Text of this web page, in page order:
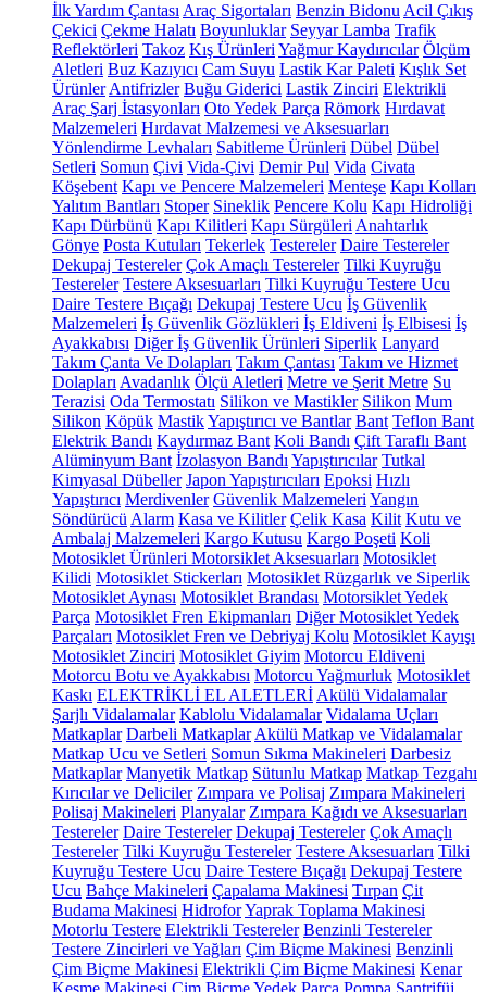
İlk Yardım Çantası Araç Sigortaları Benzin Bidonu Acil Çıkış
Çekici Çekme Halatı Boyunluklar Seyyar Lamba Trafik
Reflektörleri Takoz Kış Ürünleri Yağmur Kaydırıcılar Ölçüm
Aletleri Buz Kazıyıcı Cam Suyu Lastik Kar Paleti Kışlık Set
Ürünler Antifrizler Buğu Giderici Lastik Zinciri Elektrikli
Araç Şarj İstasyonları Oto Yedek Parça Römork Hırdavat
Malzemeleri Hırdavat Malzemesi ve Aksesuarları
Yönlendirme Levhaları Sabitleme Ürünleri Dübel Dübel
Setleri Somun Çivi Vida-Çivi Demir Pul Vida Civata
Köşebent Kapı ve Pencere Malzemeleri Menteşe Kapı Kolları
Yalıtım Bantları Stoper Sineklik Pencere Kolu Kapı Hidroliği
Kapı Dürbünü Kapı Kilitleri Kapı Sürgüleri Anahtarlık
Gönye Posta Kutuları Tekerlek Testereler Daire Testereler
Dekupaj Testereler Çok Amaçlı Testereler Tilki Kuyruğu
Testereler Testere Aksesuarları Tilki Kuyruğu Testere Ucu
Daire Testere Bıçağı Dekupaj Testere Ucu İş Güvenlik
Malzemeleri İş Güvenlik Gözlükleri İş Eldiveni İş Elbisesi İş
Ayakkabısı Diğer İş Güvenlik Ürünleri Siperlik Lanyard
Takım Çanta Ve Dolapları Takım Çantası Takım ve Hizmet
Dolapları Avadanlık Ölçü Aletleri Metre ve Şerit Metre Su
Terazisi Oda Termostatı Silikon ve Mastikler Silikon Mum
Silikon Köpük MastikYapıştırıcı ve Bantlar Bant Teflon Bant
Elektrik Bandı Kaydırmaz Bant Koli Bandı Çift Taraflı Bant
Alüminyum Bant İzolasyon Bandı Yapıştırıcılar Tutkal
Kimyasal Dübeller Japon Yapıştırıcıları Epoksi Hızlı
Yapıştırıcı Merdivenler Güvenlik Malzemeleri Yangın
Söndürücü Alarm Kasa ve Kilitler Çelik Kasa Kilit Kutu ve
Ambalaj Malzemeleri Kargo Kutusu Kargo Poşeti Koli
Motosiklet Ürünleri Motorsiklet Aksesuarları Motosiklet
Kilidi Motosiklet Stickerları Motosiklet Rüzgarlık ve Siperlik
Motosiklet Aynası Motosiklet Brandası Motorsiklet Yedek
Parça Motosiklet Fren Ekipmanları Diğer Motosiklet Yedek
Parçaları Motosiklet Fren ve Debriyaj Kolu Motosiklet Kayışı
Motosiklet Zinciri Motosiklet Giyim Motorcu Eldiveni
Motorcu Botu ve Ayakkabısı Motorcu Yağmurluk Motosiklet
Kaskı ELEKTRİKLİ EL ALETLERİ Akülü Vidalamalar
Şarjlı Vidalamalar Kablolu Vidalamalar Vidalama Uçları
Matkaplar Darbeli Matkaplar Akülü Matkap ve Vidalamalar
Matkap Ucu ve Setleri Somun Sıkma Makineleri Darbesiz
Matkaplar Manyetik Matkap Sütunlu Matkap Matkap Tezgahı
Kırıcılar ve Deliciler Zımpara ve Polisaj Zımpara Makineleri
Polisaj Makineleri Planyalar Zımpara Kağıdı ve Aksesuarları
Testereler Daire Testereler Dekupaj Testereler Çok Amaçlı
Testereler Tilki Kuyruğu Testereler Testere Aksesuarları Tilki
Kuyruğu Testere Ucu Daire Testere Bıçağı Dekupaj Testere
Ucu Bahçe Makineleri Çapalama Makinesi Tırpan Çit
Budama Makinesi HidroforYaprak Toplama Makinesi
Motorlu Testere Elektrikli Testereler Benzinli Testereler
Testere Zincirleri ve Yağları Çim Biçme Makinesi Benzinli
Çim Biçme Makinesi Elektrikli Çim Biçme Makinesi Kenar
Kesme Makinesi Çim Biçme Yedek Parça Pompa Santrifüj